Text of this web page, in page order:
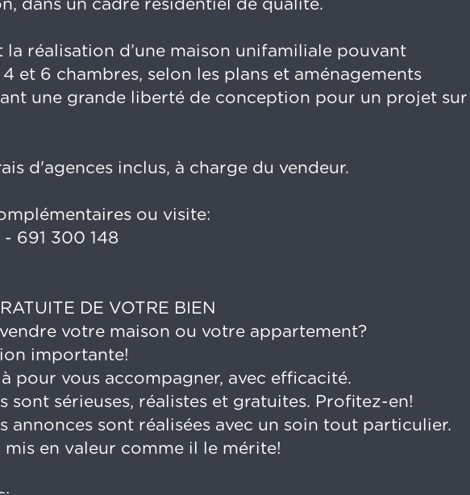
dans un cadre résidentiel de qualité.
la réalisation d’une maison unifamiliale pouvant
et 6 chambres, selon les plans et aménagements
une grande liberté de conception pour un projet sur
d'agences inclus, à charge du vendeur.
ou visite:
- 691 300 148
DE VOTRE BIEN
votre maison ou votre appartement?
importante!
pour vous accompagner, avec efficacité.
sont sérieuses, réalistes et gratuites. Profitez-en!
annonces sont réalisées avec un soin tout particulier.
mis en valeur comme il le mérite!